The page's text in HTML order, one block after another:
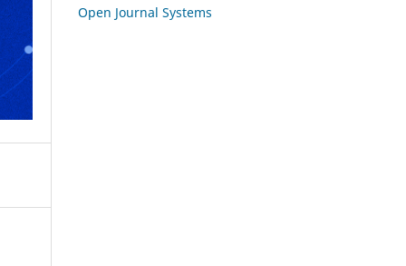
Open Journal Systems